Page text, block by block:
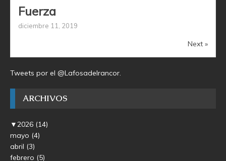
Fuerza
diciembre 11, 2019
Next »
Tweets por el @Lafosadelrancor.
ARCHIVOS
▼2026 (14)
mayo (4)
abril (3)
febrero (5)